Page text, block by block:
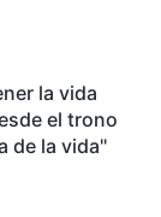
la vida
el trono
de la vida"